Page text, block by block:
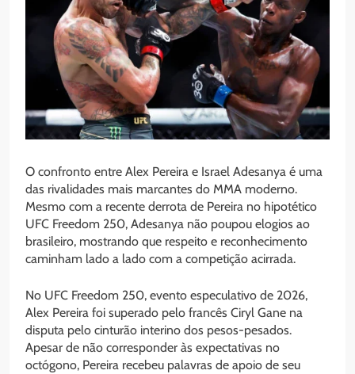
O confronto entre Alex Pereira e Israel Adesanya é uma
das rivalidades mais marcantes do MMA moderno.
Mesmo com a recente derrota de Pereira no hipotético
UFC Freedom 250, Adesanya não poupou elogios ao
brasileiro, mostrando que respeito e reconhecimento
caminham lado a lado com a competição acirrada.
No UFC Freedom 250, evento especulativo de 2026,
Alex Pereira foi superado pelo francês Ciryl Gane na
disputa pelo cinturão interino dos pesos-pesados.
Apesar de não corresponder às expectativas no
octógono, Pereira recebeu palavras de apoio de seu